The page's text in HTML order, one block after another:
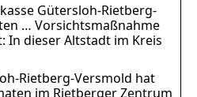
Gütersloh-Rietberg-
… Vorsichtsmaßnahme
In dieser Altstadt im Kreis
Rietberg-Versmold hat
im Rietberger Zentrum